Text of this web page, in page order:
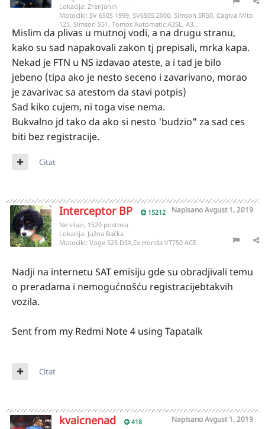
Lokacija: Zrenjanin
Motocikl: SV 650S 1999, SV650S 2000, Simson SR50, Cagiva Mito
125, Simson S51, Tomos Automatic A3SL, A3...
Mislim da plivas u mutnoj vodi, a na drugu stranu,
kako su sad napakovali zakon tj prepisali, mrka kapa.
Nekad je FTN u NS izdavao ateste, a i tad je bilo
jebeno (tipa ako je nesto seceno i zavarivano, morao
je zavarivac sa atestom da stavi potpis)
Sad kiko cujem, ni toga vise nema.
Bukvalno jd tako da ako si nesto 'budzio" za sad ces
biti bez registracije.
Citat
Interceptor BP 15212 NapisanoAvgust 1, 2019
Ne silazi, 1520 postova
Lokacija: Južna Bačka
Motocikl: Voge 525 DSX,Ex Honda VT750 ACE
Nadji na internetu SAT emisiju gde su obradjivali temu
o preradama i nemogućnošću registracijebtakvih
vozila.
Sent from my Redmi Note 4 using Tapatalk
Citat
kvaicnenad 418 NapisanoAvgust 1, 2019